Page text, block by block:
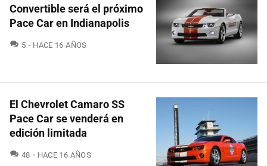
Convertible será el próximo
Pace Car en Indianapolis
5 COMENTARIOS
HACE 16 AÑOS
El Chevrolet Camaro SS
Pace Car se venderá en
edición limitada
48 COMENTARIOS
HACE 16 AÑOS